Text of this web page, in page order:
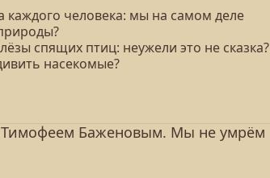
каждого человека: мы на самом деле
спящих птиц: неужели это не сказка?
насекомые?
Тимофеем Баженовым. Мы не умрём